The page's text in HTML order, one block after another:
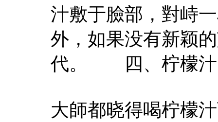
汁敷于臉部，對峙
外，如果没有新颖
代。 四、柠檬汁
大師都晓得喝柠檬